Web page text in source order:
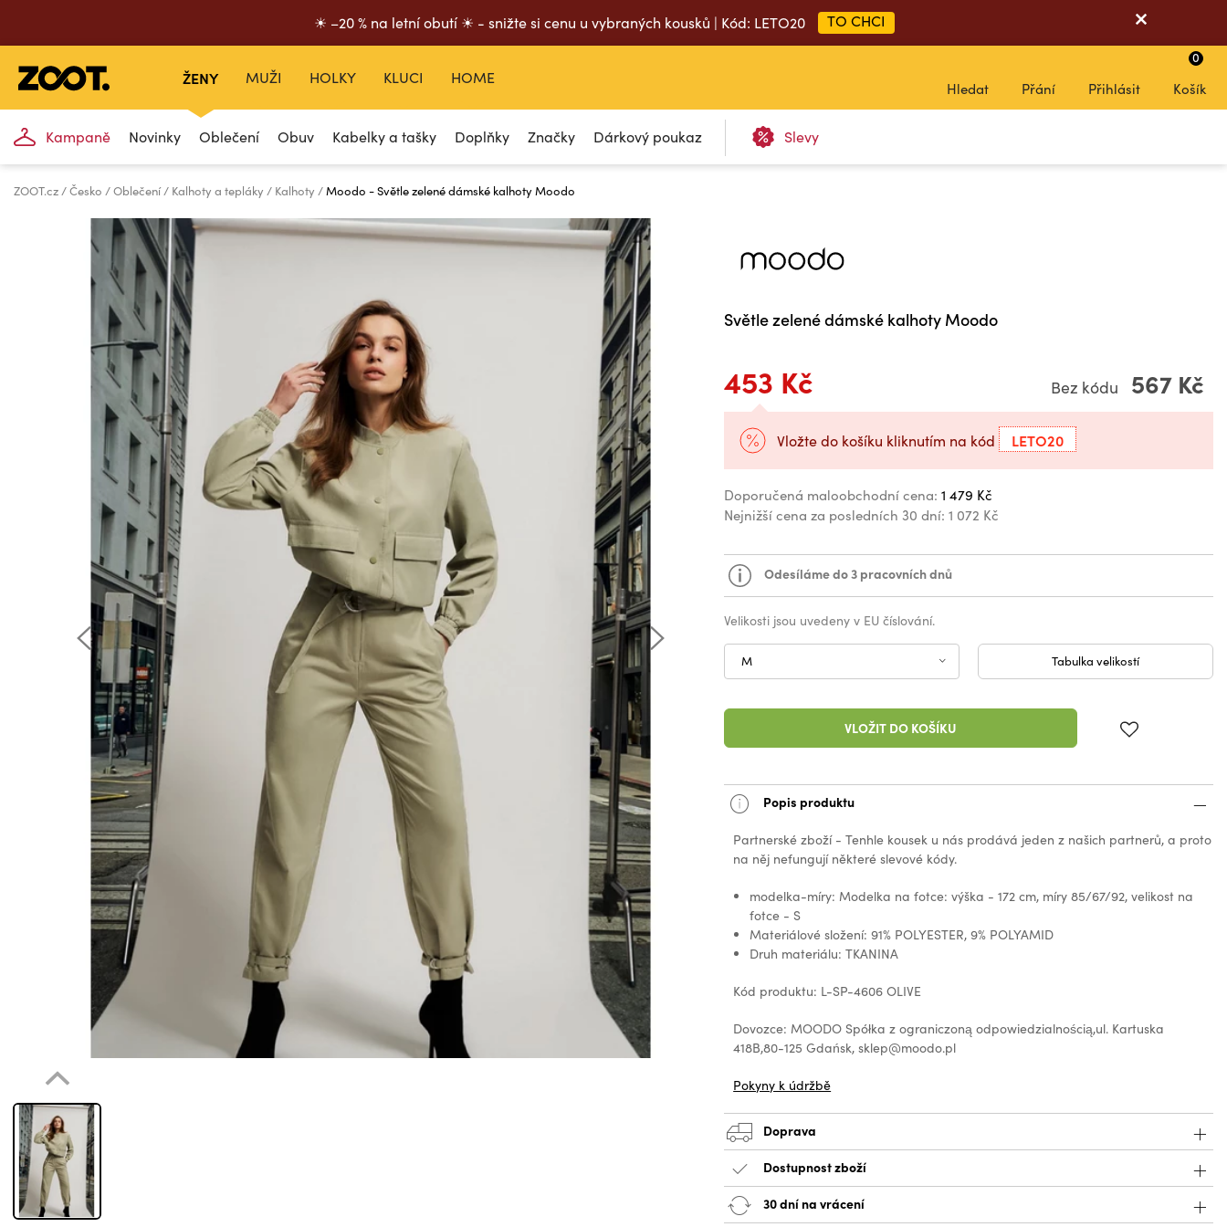
☀ –20 % na letní obutí ☀ - snižte si cenu u vybraných kousků | Kód: LETO20 TO CHCI
ŽENY
Kampaně Novinky Oblečení Obuv Kabelky a tašky Doplňky Značky Dárkový poukaz Slevy
MUŽI HOLKY KLUCI HOME
Hledat Přání Přihlásit Košík
0
ZOOT.cz Česko Oblečení Kalhoty a tepláky Kalhoty Moodo - Světle zelené dámské kalhoty Moodo
Světle zelené dámské kalhoty Moodo
453 Kč Bez kódu 567 Kč
Vložte do košíku kliknutím na kód LETO20
Doporučená maloobchodní cena: 1 479 Kč
Nejnižší cena za posledních 30 dní: 1 072 Kč
Odesíláme do 3 pracovních dnů
Velikosti jsou uvedeny v EU číslování.
M Tabulka velikostí
VLOŽIT DO KOŠÍKU
Popis produktu
Partnerské zboží - Tenhle kousek u nás prodává jeden z našich partnerů, a proto
na něj nefungují některé slevové kódy.
modelka-míry: Modelka na fotce: výška - 172 cm, míry 85/67/92, velikost na
fotce - S
Materiálové složení: 91% POLYESTER, 9% POLYAMID
Druh materiálu: TKANINA
Kód produktu: L-SP-4606 OLIVE
Dovozce: MOODO Spółka z ograniczoną odpowiedzialnością,ul. Kartuska
418B,80-125 Gdańsk, sklep@moodo.pl
Pokyny k údržbě
Doprava
Dostupnost zboží
30 dní na vrácení